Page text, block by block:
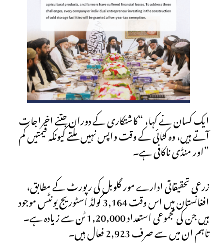
ایک کسان نے کہا، “کاشتکاری کے دوران جتنے اخراجات
آتے ہیں، وہ کٹائی کے وقت واپس نہیں ملتے کیونکہ قیمتیں کم
اور منڈی ناکافی ہے۔”
زرعی تحقیقاتی ادارے مور گلوبل کی رپورٹ کے مطابق،
افغانستان میں اس وقت 3,164 کولڈ اسٹوریج یونٹس موجود
ہیں جن کی مجموعی استعداد 1,20,000 ٹن سے زیادہ ہے۔
تاہم ان میں سے صرف 2,923 فعال ہیں۔